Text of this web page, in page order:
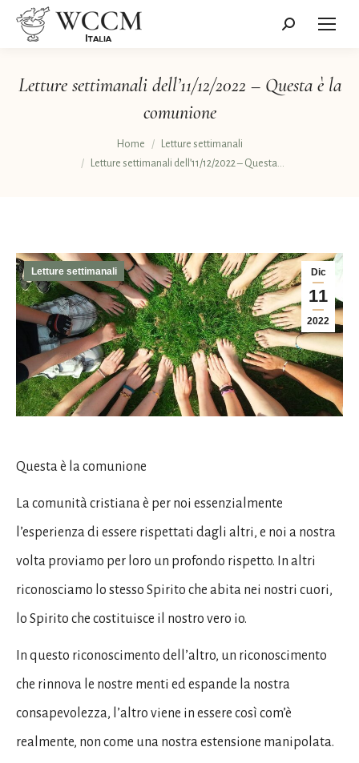
Cerca:
Letture settimanali dell’11/12/2022 – Questa è la
comunione
Home
Letture settimanali
Letture settimanali dell’11/12/2022 – Questa…
Dic
11
2022
Letture settimanali
Questa è la comunione
La comunità cristiana è per noi essenzialmente
l’esperienza di essere rispettati dagli altri, e noi a nostra
volta proviamo per loro un profondo rispetto. In altri
riconosciamo lo stesso Spirito che abita nei nostri cuori,
lo Spirito che costituisce il nostro vero io.
In questo riconoscimento dell’altro, un riconoscimento
che rinnova le nostre menti ed espande la nostra
consapevolezza, l’altro viene in essere così com’è
realmente, non come una nostra estensione manipolata.